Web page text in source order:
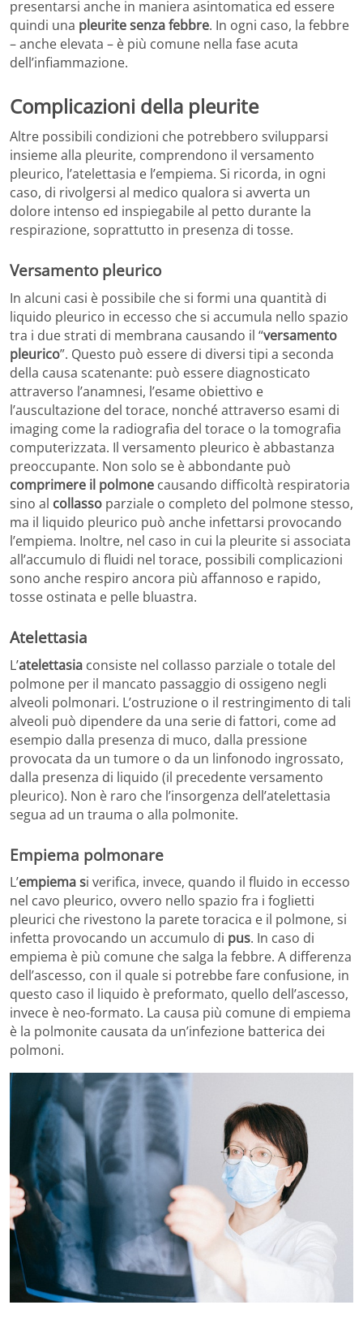
presentarsi anche in maniera asintomatica ed essere
quindi una pleurite senza febbre. In ogni caso, la febbre
– anche elevata – è più comune nella fase acuta
dell’infiammazione.
Complicazioni della pleurite
Altre possibili condizioni che potrebbero svilupparsi
insieme alla pleurite, comprendono il versamento
pleurico, l’atelettasia e l’empiema. Si ricorda, in ogni
caso, di rivolgersi al medico qualora si avverta un
dolore intenso ed inspiegabile al petto durante la
respirazione, soprattutto in presenza di tosse.
Versamento pleurico
In alcuni casi è possibile che si formi una quantità di
liquido pleurico in eccesso che si accumula nello spazio
tra i due strati di membrana causando il “versamento
pleurico”. Questo può essere di diversi tipi a seconda
della causa scatenante: può essere diagnosticato
attraverso l’anamnesi, l’esame obiettivo e
l’auscultazione del torace, nonché attraverso esami di
imaging come la radiografia del torace o la tomografia
computerizzata. Il versamento pleurico è abbastanza
preoccupante. Non solo se è abbondante può
comprimere il polmone causando difficoltà respiratoria
sino al collasso parziale o completo del polmone stesso,
ma il liquido pleurico può anche infettarsi provocando
l’empiema. Inoltre, nel caso in cui la pleurite si associata
all’accumulo di fluidi nel torace, possibili complicazioni
sono anche respiro ancora più affannoso e rapido,
tosse ostinata e pelle bluastra.
Atelettasia
L’atelettasia consiste nel collasso parziale o totale del
polmone per il mancato passaggio di ossigeno negli
alveoli polmonari. L’ostruzione o il restringimento di tali
alveoli può dipendere da una serie di fattori, come ad
esempio dalla presenza di muco, dalla pressione
provocata da un tumore o da un linfonodo ingrossato,
dalla presenza di liquido (il precedente versamento
pleurico). Non è raro che l’insorgenza dell’atelettasia
segua ad un trauma o alla polmonite.
Empiema polmonare
L’empiema si verifica, invece, quando il fluido in eccesso
nel cavo pleurico, ovvero nello spazio fra i foglietti
pleurici che rivestono la parete toracica e il polmone, si
infetta provocando un accumulo di pus. In caso di
empiema è più comune che salga la febbre. A differenza
dell’ascesso, con il quale si potrebbe fare confusione, in
questo caso il liquido è preformato, quello dell’ascesso,
invece è neo-formato. La causa più comune di empiema
è la polmonite causata da un’infezione batterica dei
polmoni.